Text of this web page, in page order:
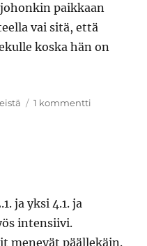
paikkaan
vai sitä, että
koska hän on
1 kommentti
ja yksi 4.1. ja
intensiivi.
menevät päällekäin.